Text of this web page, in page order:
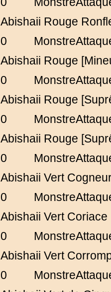
Abishaii Rouge
0
Abishaii Rouge
0
Abishaii Rouge
0
Abishaii Rouge
0
Abishaii Vert
0
Abishaii Vert
0
Abishaii Vert
0